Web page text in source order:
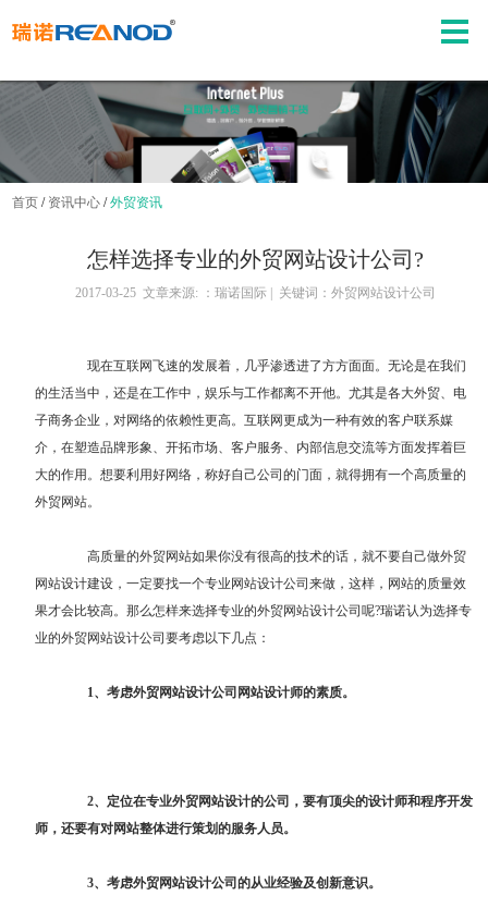
首页 / 资讯中心 /外贸资讯
怎样选择专业的外贸网站设计公司?
2017-03-25 文章来源: ：瑞诺国际 | 关键词：外贸网站设计公司
现在互联网飞速的发展着，几乎渗透进了方方面面。无论是在我们
的生活当中，还是在工作中，娱乐与工作都离不开他。尤其是各大外贸、电
子商务企业，对网络的依赖性更高。互联网更成为一种有效的客户联系媒
介，在塑造品牌形象、开拓市场、客户服务、内部信息交流等方面发挥着巨
大的作用。想要利用好网络，称好自己公司的门面，就得拥有一个高质量的
外贸网站。
高质量的外贸网站如果你没有很高的技术的话，就不要自己做外贸
网站设计建设，一定要找一个专业网站设计公司来做，这样，网站的质量效
果才会比较高。那么怎样来选择专业的外贸网站设计公司呢?瑞诺认为选择专
业的外贸网站设计公司要考虑以下几点：
1、考虑外贸网站设计公司网站设计师的素质。
2、定位在专业外贸网站设计的公司，要有顶尖的设计师和程序开发
师，还要有对网站整体进行策划的服务人员。
3、考虑外贸网站设计公司的从业经验及创新意识。